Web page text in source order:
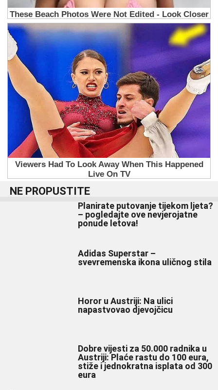
NE PROPUSTITE
Planirate putovanje tijekom ljeta?
– pogledajte ove nevjerojatne
ponude letova!
Adidas Superstar –
svevremenska ikona uličnog stila
Horor u Austriji: Na ulici
napastvovao djevojčicu
Dobre vijesti za 50.000 radnika u
Austriji: Plaće rastu do 100 eura,
stiže i jednokratna isplata od 300
eura